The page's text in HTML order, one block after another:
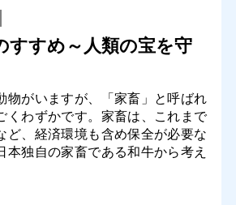
すすめ～人類の宝を守
物がいますが、「家畜」と呼ばれ
くわずかです。家畜は、これまで
ど、経済環境も含め保全が必要な
本独自の家畜である和牛から考え